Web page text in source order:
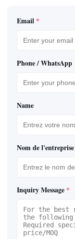
Email *
Phone / WhatsApp
Name
Nom de l'entreprise
Inquiry Message *